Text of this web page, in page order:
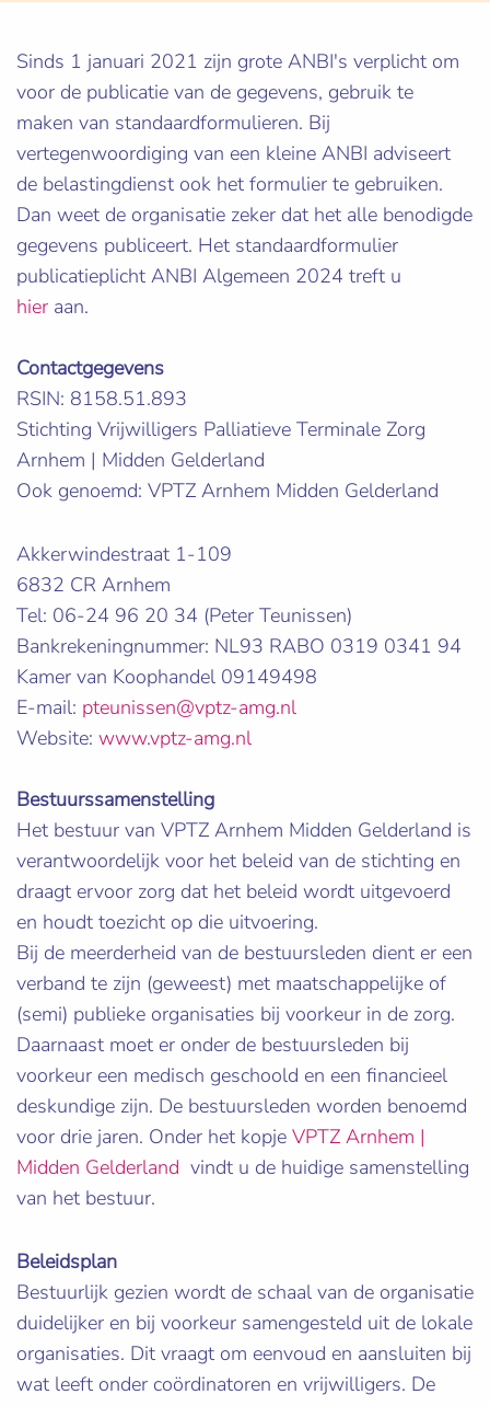
Sinds 1 januari 2021 zijn grote ANBI's verplicht om
voor de publicatie van de gegevens, gebruik te
maken van standaardformulieren. Bij
vertegenwoordiging van een kleine ANBI adviseert
de belastingdienst ook het formulier te gebruiken.
Dan weet de organisatie zeker dat het alle benodigde
gegevens publiceert. Het standaardformulier
publicatieplicht ANBI Algemeen 2024 treft u
hier aan.
Contactgegevens
RSIN: 8158.51.893
Stichting Vrijwilligers Palliatieve Terminale Zorg
Arnhem | Midden Gelderland
Ook genoemd: VPTZ Arnhem Midden Gelderland
Akkerwindestraat 1-109
6832 CR Arnhem
Tel: 06-24 96 20 34 (Peter Teunissen)
Bankrekeningnummer: NL93 RABO 0319 0341 94
Kamer van Koophandel 09149498
E-mail: pteunissen@vptz-amg.nl
Website: www.vptz-amg.nl
Bestuurssamenstelling
Het bestuur van VPTZ Arnhem Midden Gelderland is
verantwoordelijk voor het beleid van de stichting en
draagt ervoor zorg dat het beleid wordt uitgevoerd
en houdt toezicht op die uitvoering.
Bij de meerderheid van de bestuursleden dient er een
verband te zijn (geweest) met maatschappelijke of
(semi) publieke organisaties bij voorkeur in de zorg.
Daarnaast moet er onder de bestuursleden bij
voorkeur een medisch geschoold en een financieel
deskundige zijn. De bestuursleden worden benoemd
voor drie jaren. Onder het kopje VPTZ Arnhem |
Midden Gelderland vindt u de huidige samenstelling
van het bestuur.
Beleidsplan
Bestuurlijk gezien wordt de schaal van de organisatie
duidelijker en bij voorkeur samengesteld uit de lokale
organisaties. Dit vraagt om eenvoud en aansluiten bij
wat leeft onder coördinatoren en vrijwilligers. De